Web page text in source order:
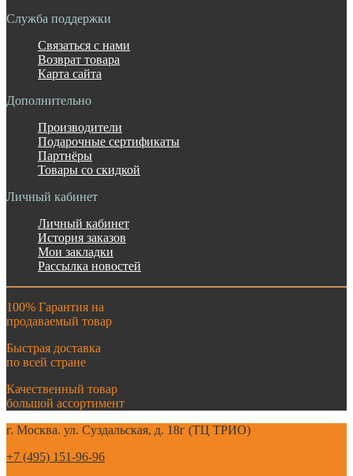
Служба поддержки
Связаться с нами
Возврат товара
Карта сайта
Дополнительно
Производители
Подарочные сертификаты
Партнёры
Товары со скидкой
Личный кабинет
Личный кабинет
История заказов
Мои закладки
Рассылка новостей
100% Гарантия на
продаваемый товар
Быстрая доставка
по всей стране
Качественный товар
большой ассортимент
г. Москва. ул. Суздальская, д. 18г (ТЦ ТРИО)
+7 (495) 151-96-96